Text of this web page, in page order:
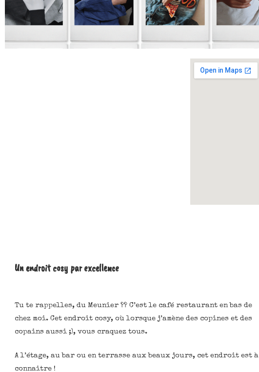
Un endroit cosy par excellence
Tu te rappelles, du Meunier ?? C’est le café restaurant en bas de
chez moi. Cet endroit cosy, où lorsque j’amène des copines et des
copains aussi ;), vous craquez tous.
A l’étage, au bar ou en terrasse aux beaux jours, cet endroit est à
connaitre !